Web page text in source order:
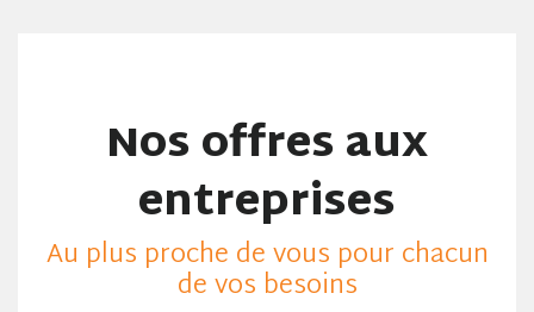
Nos offres aux
entreprises
Au plus proche de vous pour chacun
de vos besoins